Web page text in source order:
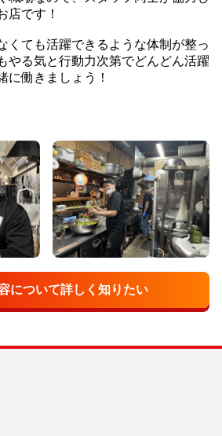
店です！
くても活躍できるような体制が整っ
やる気と行動力次第でどんどん活躍
に働きましょう！